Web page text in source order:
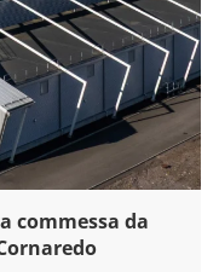
commessa da